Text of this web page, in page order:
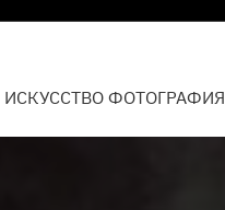
ИСКУССТВО ФОТОГРАФИЯ